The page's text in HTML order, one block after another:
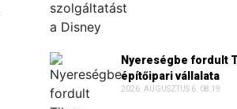
Nyereségbe fordult
építőipari vállalata
2026. AUGUSZTUS 6. 08:19